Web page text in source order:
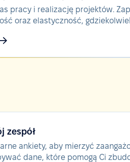
pracy i realizację projektów.
oraz elastyczność,
zespół
ankiety, aby mierzyć
dane, które pomogą Ci